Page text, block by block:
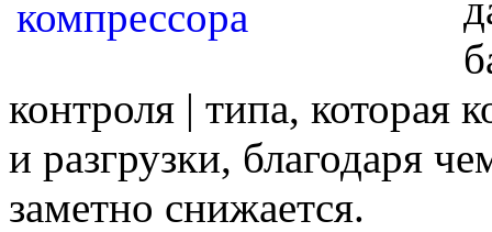
контроля | типа, которая
и разгрузки, благодаря
заметно снижается.